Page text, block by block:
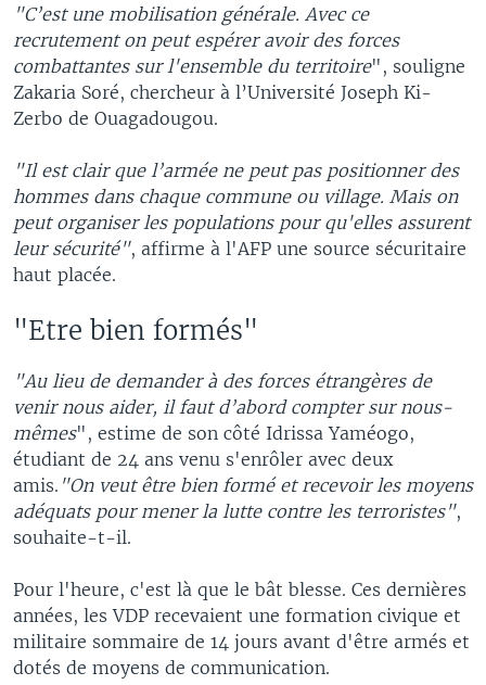
"C’est une mobilisation générale. Avec ce
recrutement on peut espérer avoir des forces
combattantes sur l'ensemble du territoire", souligne
Zakaria Soré, chercheur à l’Université Joseph Ki-
Zerbo de Ouagadougou.
"Il est clair que l’armée ne peut pas positionner des
hommes dans chaque commune ou village. Mais on
peut organiser les populations pour qu'elles assurent
leur sécurité", affirme à l'AFP une source sécuritaire
haut placée.
"Etre bien formés"
"Au lieu de demander à des forces étrangères de
venir nous aider, il faut d’abord compter sur nous-
mêmes", estime de son côté Idrissa Yaméogo,
étudiant de 24 ans venu s'enrôler avec deux
amis. "On veut être bien formé et recevoir les moyens
adéquats pour mener la lutte contre les terroristes",
souhaite-t-il.
Pour l'heure, c'est là que le bât blesse. Ces dernières
années, les VDP recevaient une formation civique et
militaire sommaire de 14 jours avant d'être armés et
dotés de moyens de communication.